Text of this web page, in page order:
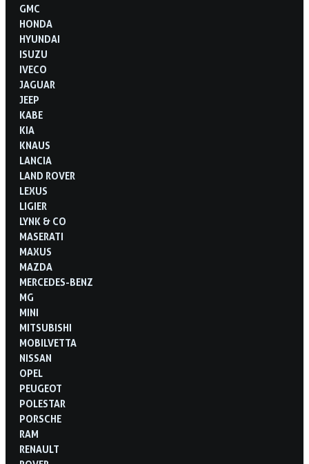
GMC
HONDA
HYUNDAI
ISUZU
IVECO
JAGUAR
JEEP
KABE
KIA
KNAUS
LANCIA
LAND ROVER
LEXUS
LIGIER
LYNK & CO
MASERATI
MAXUS
MAZDA
MERCEDES-BENZ
MG
MINI
MITSUBISHI
MOBILVETTA
NISSAN
OPEL
PEUGEOT
POLESTAR
PORSCHE
RAM
RENAULT